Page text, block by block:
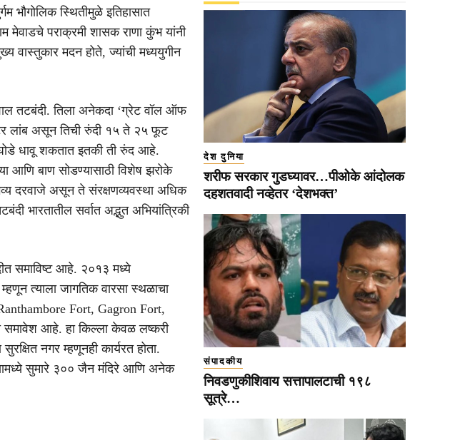
स्थितीमुळे इतिहासात
मेवाडचे पराक्रमी शासक राणा कुंभ यांनी
मदन होते, ज्यांची मध्ययुगीन
तटबंदी. तिला अनेकदा ‘ग्रेट वॉल ऑफ
लांब असून तिची रुंदी १५ ते २५ फूट
धावू शकतात इतकी ती रुंद आहे.
आणि बाण सोडण्यासाठी विशेष झरोके
दरवाजे असून ते संरक्षणव्यवस्था अधिक
भारतातील सर्वात अद्भुत अभियांत्रिकी
समाविष्ट आहे. २०१३ मध्ये
त्याला जागतिक वारसा स्थळाचा
Fort, Gagron Fort,
आहे. हा किल्ला केवळ लष्करी
नगर म्हणूनही कार्यरत होता.
सुमारे ३०० जैन मंदिरे आणि अनेक
देश दुनिया
शरीफ सरकार गुडघ्यावर…पीओके आंदोलक
दहशतवादी नव्हेतर ‘देशभक्त’
संपादकीय
निवडणुकीशिवाय सत्तापालटाची १९८
सूत्रे…